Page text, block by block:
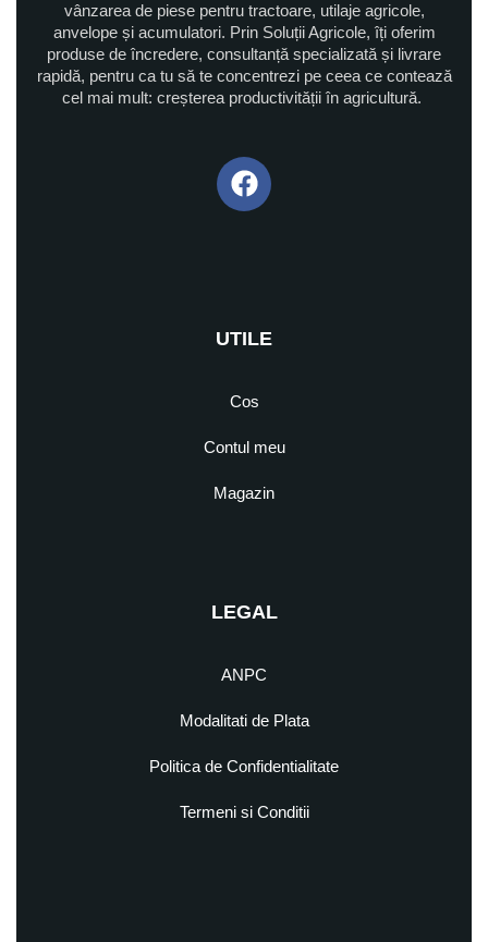
vânzarea de piese pentru tractoare, utilaje agricole,
anvelope și acumulatori. Prin Soluții Agricole, îți oferim
produse de încredere, consultanță specializată și livrare
rapidă, pentru ca tu să te concentrezi pe ceea ce contează
cel mai mult: creșterea productivității în agricultură.
UTILE
Cos
Contul meu
Magazin
LEGAL
ANPC
Modalitati de Plata
Politica de Confidentialitate
Termeni si Conditii